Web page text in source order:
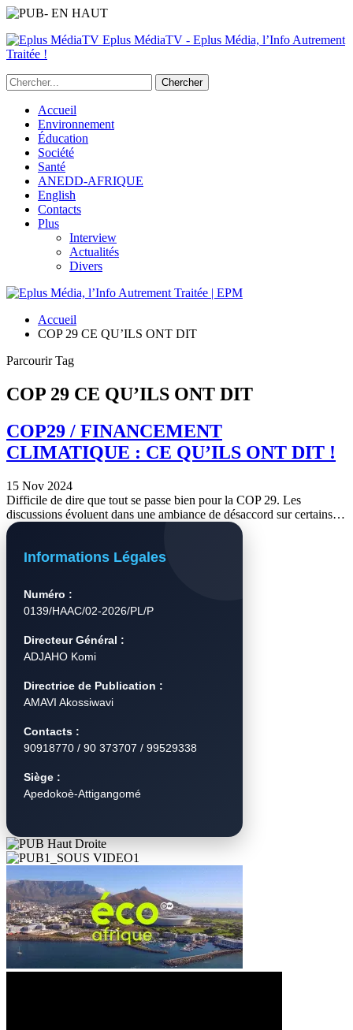
Eplus MédiaTV - Eplus Média, l’Info Autrement
Traitée !
Accueil
Environnement
Éducation
Société
Santé
ANEDD-AFRIQUE
English
Contacts
Plus
Interview
Actualités
Divers
Accueil
COP 29 CE QU’ILS ONT DIT
Parcourir Tag
COP 29 CE QU’ILS ONT DIT
COP29 / FINANCEMENT
CLIMATIQUE : CE QU’ILS ONT DIT !
15 Nov 2024
Difficile de dire que tout se passe bien pour la COP 29. Les
discussions évoluent dans une ambiance de désaccord sur certains…
Informations Légales
Numéro :
0139/HAAC/02-2026/PL/P
Directeur Général :
ADJAHO Komi
Directrice de Publication :
AMAVI Akossiwavi
Contacts :
90918770 / 90 373707 / 99529338
Siège :
Apedokoè-Attigangomé